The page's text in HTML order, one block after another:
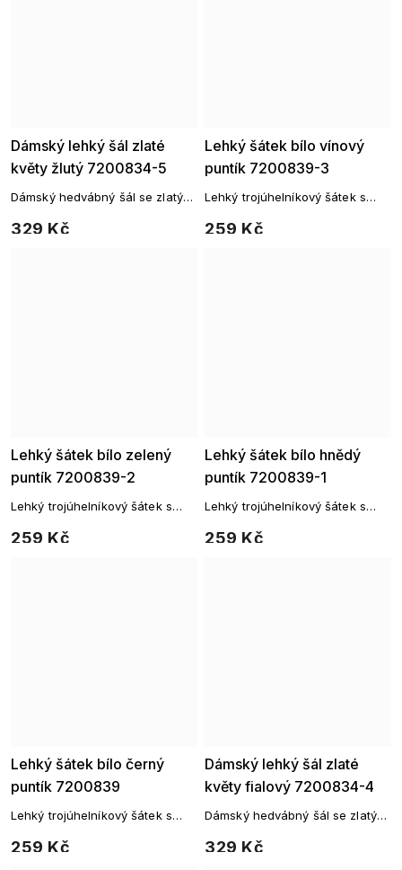
Dámský lehký šál zlaté
květy žlutý 7200834-5
329 Kč
Dámský hedvábný šál se zlatým
Lehký šátek bílo vínový
puntík 7200839-3
259 Kč
Lehký trojúhelníkový šátek s
Lehký šátek bílo zelený
puntík 7200839-2
259 Kč
Lehký trojúhelníkový šátek s
Lehký šátek bílo hnědý
puntík 7200839-1
259 Kč
Lehký trojúhelníkový šátek s
Lehký šátek bílo černý
puntík 7200839
259 Kč
Lehký trojúhelníkový šátek s
Dámský lehký šál zlaté
květy fialový 7200834-4
329 Kč
Dámský hedvábný šál se zlatým